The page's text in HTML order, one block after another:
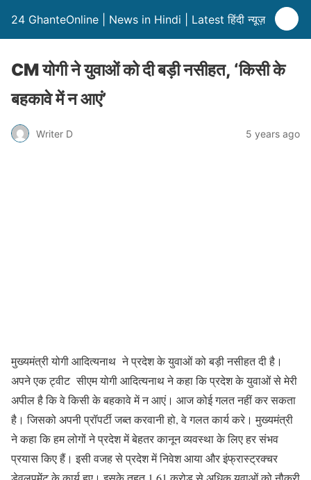
24 GhanteOnline | News in Hindi | Latest हिंदी न्यूज़
CM योगी ने युवाओं को दी बड़ी नसीहत, ‘किसी के
बहकावे में न आएं’
Writer D 5 years ago
मुख्यमंत्री योगी आदित्यनाथ ने प्रदेश के युवाओं को बड़ी नसीहत दी है।
अपने एक ट्वीट सीएम योगी आदित्यनाथ ने कहा कि प्रदेश के युवाओं से मेरी
अपील है कि वे किसी के बहकावे में न आएं। आज कोई गलत नहीं कर सकता
है। जिसको अपनी प्रॉपर्टी जब्त करवानी हो, वे गलत कार्य करे। मुख्यमंत्री
ने कहा कि हम लोगों ने प्रदेश में बेहतर कानून व्यवस्था के लिए हर संभव
प्रयास किए हैं। इसी वजह से प्रदेश में निवेश आया और इंफ्रास्ट्रक्चर